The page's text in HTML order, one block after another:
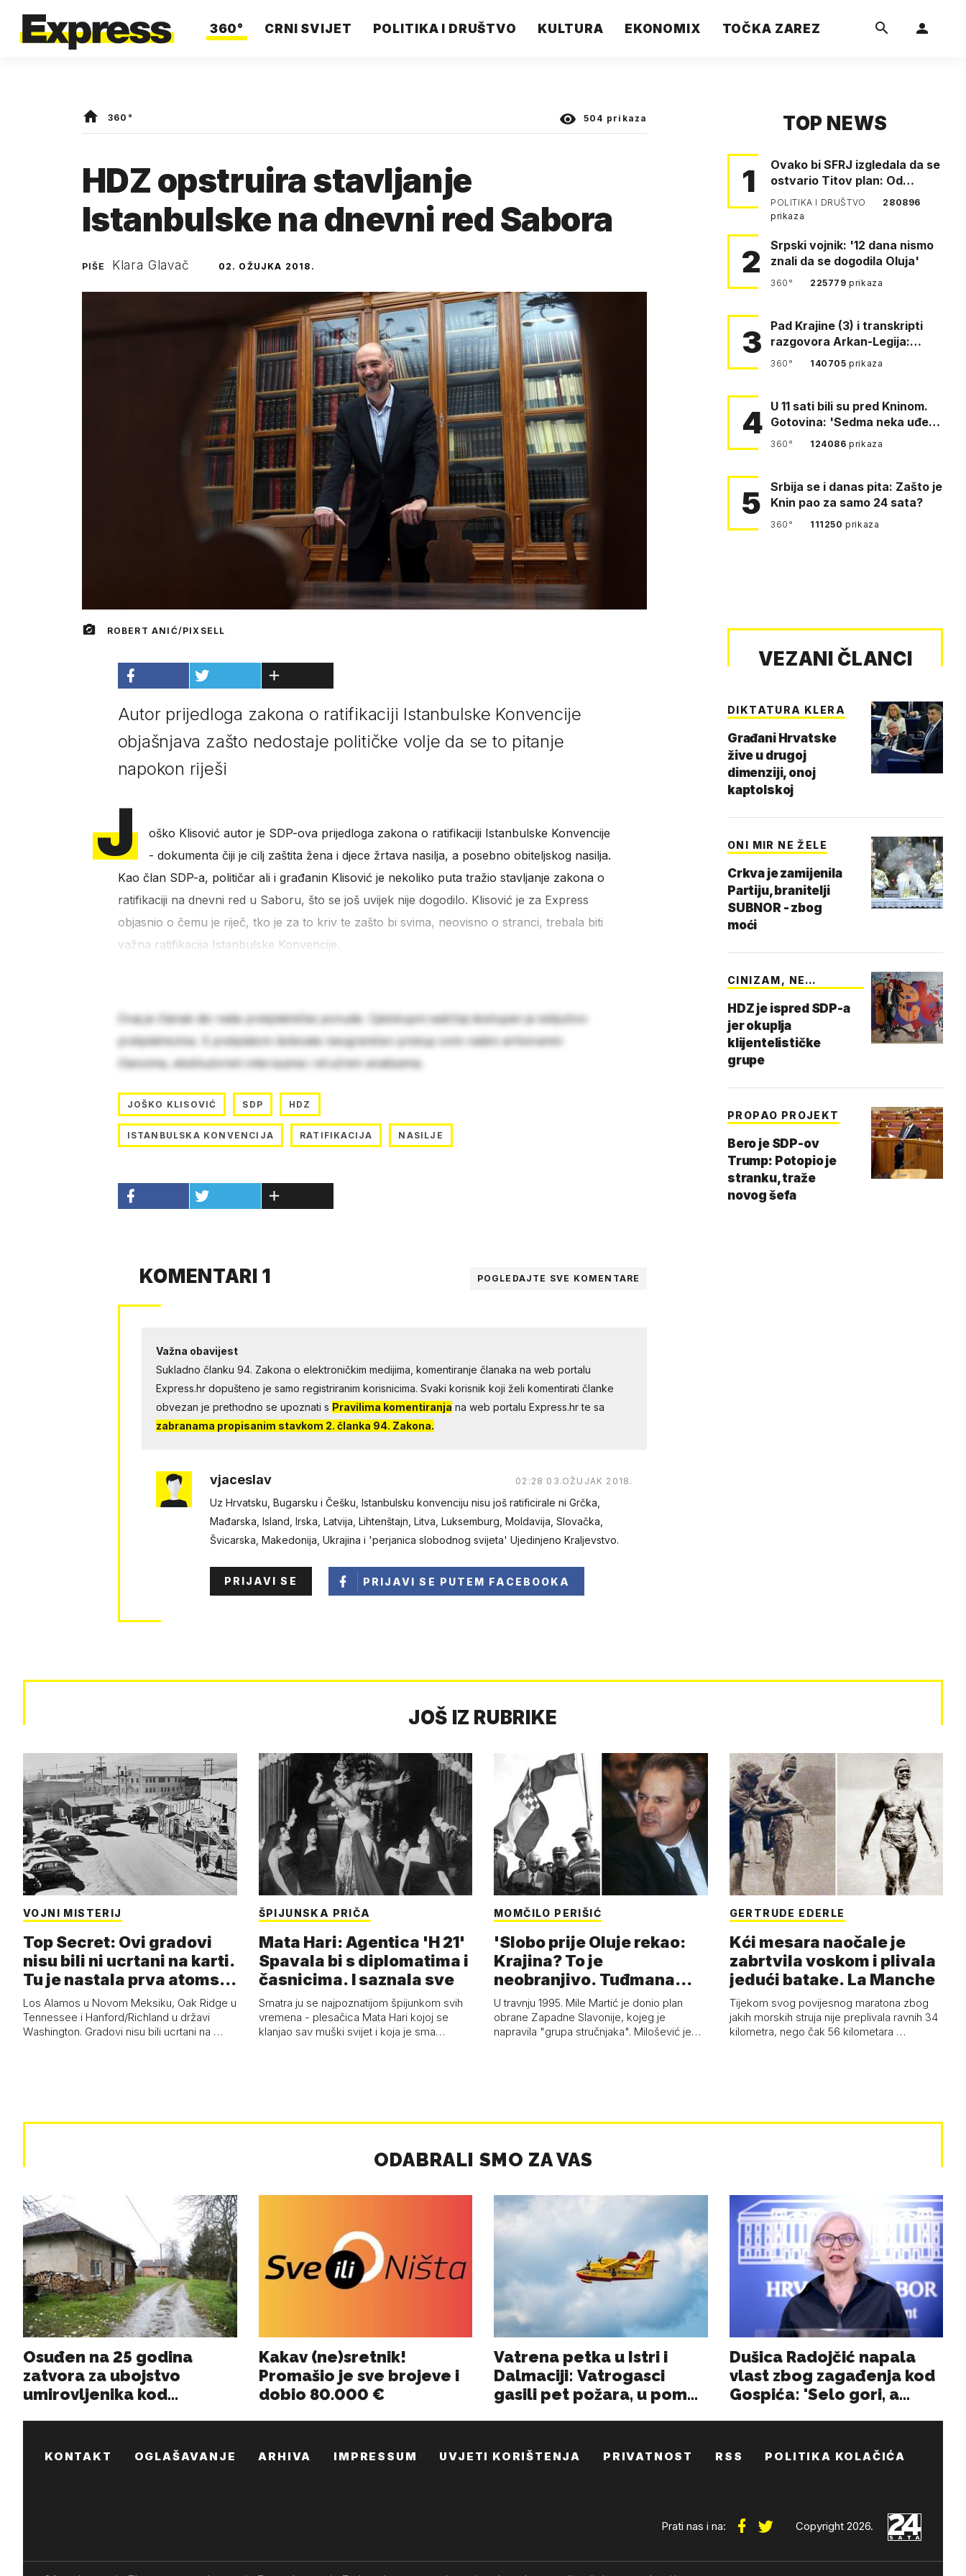
360° CRNI SVIJET POLITIKA I DRUŠTVO KULTURA EKONOMIX TOČKA ZAREZ
360° 504 prikaza
HDZ opstruira stavljanje
Istanbulske na dnevni red Sabora
PIŠE Klara Glavač 02. OŽUJKA 2018.
ROBERT ANIĆ/PIXSELL
Autor prijedloga zakona o ratifikaciji Istanbulske Konvencije
objašnjava zašto nedostaje političke volje da se to pitanje
napokon riješi
J
oško Klisović autor je SDP-ova prijedloga zakona o ratifikaciji Istanbulske Konvencije
- dokumenta čiji je cilj zaštita žena i djece žrtava nasilja, a posebno obiteljskog nasilja.
Kao član SDP-a, političar ali i građanin Klisović je nekoliko puta tražio stavljanje zakona o
ratifikaciji na dnevni red u Saboru, što se još uvijek nije dogodilo. Klisović je za Express
objasnio o čemu je riječ, tko je za to kriv te zašto bi svima, neovisno o stranci, trebala biti
važna ratifikacija Istanbulske Konvencije.
Ovaj je članak dio naše pretplatničke ponude. Cjelokupni sadržaj dostupan je isključivo
pretplatnicima. S pretplatom dobivate neograničen pristup svim našim arhiviranim
člancima, ekskluzivnim intervjuima i stručnim analizama.
JOŠKO KLISOVIĆ SDP HDZ
ISTANBULSKA KONVENCIJA RATIFIKACIJA NASILJE
KOMENTARI 1 POGLEDAJTE SVE KOMENTARE
Važna obavijest
Sukladno članku 94. Zakona o elektroničkim medijima, komentiranje članaka na web portalu
Express.hr dopušteno je samo registriranim korisnicima. Svaki korisnik koji želi komentirati članke
obvezan je prethodno se upoznati s Pravilima komentiranja na web portalu Express.hr te sa
zabranama propisanim stavkom 2. članka 94. Zakona.
vjaceslav 02:28 03.OŽUJAK 2018.
Uz Hrvatsku, Bugarsku i Češku, Istanbulsku konvenciju nisu još ratificirale ni Grčka,
Mađarska, Island, Irska, Latvija, Lihtenštajn, Litva, Luksemburg, Moldavija, Slovačka,
Švicarska, Makedonija, Ukrajina i 'perjanica slobodnog svijeta' Ujedinjeno Kraljevstvo.
PRIJAVI SE PRIJAVI SE PUTEM FACEBOOKA
TOP NEWS
1
Ovako bi SFRJ izgledala da se
ostvario Titov plan: Od
Klagenfurta do Istanbula!
POLITIKA I DRUŠTVO
280896
prikaza
2
Srpski vojnik: '12 dana nismo
znali da se dogodila Oluja'
360° 225779prikaza
3
Pad Krajine (3) i transkripti
razgovora Arkan-Legija:
'Čujem, prelazite ustašam…
360° 140705prikaza
4 U 11 sati bili su pred Kninom.
Gotovina: 'Sedma neka uđe,
4. gardijska neka g…
360° 124086prikaza
5
Srbija se i danas pita: Zašto je
Knin pao za samo 24 sata?
360° 111250prikaza
VEZANI ČLANCI
DIKTATURA KLERA
Građani Hrvatske
žive u drugoj
dimenziji, onoj
kaptolskoj
ONI MIR NE ŽELE
Crkva je zamijenila
Partiju, branitelji
SUBNOR - zbog
moći
CINIZAM, NE
HDZ je ispred SDP-a
jer okuplja
klijentelističke
grupe
PROPAO PROJEKT
Bero je SDP-ov
Trump: Potopio je
stranku, traže
novog šefa
JOŠ IZ RUBRIKE
VOJNI MISTERIJ
Top Secret: Ovi gradovi
nisu bili ni ucrtani na karti.
Tu je nastala prva atoms…
Los Alamos u Novom Meksiku, Oak Ridge u
Tennessee i Hanford/Richland u državi
Washington. Gradovi nisu bili ucrtani na …
ŠPIJUNSKA PRIČA
Mata Hari: Agentica 'H 21'
Spavala bi s diplomatima i
časnicima. I saznala sve
Smatra ju se najpoznatijom špijunkom svih
vremena - plesačica Mata Hari kojoj se
klanjao sav muški svijet i koja je sma…
MOMČILO PERIŠIĆ
'Slobo prije Oluje rekao:
Krajina? To je
neobranjivo. Tuđmana
zvao Krivousti'
U travnju 1995. Mile Martić je donio plan
obrane Zapadne Slavonije, kojeg je
napravila "grupa stručnjaka". Milošević je…
GERTRUDE EDERLE
Kći mesara naočale je
zabrtvila voskom i plivala
jedući batake. La Manche
Tijekom svog povijesnog maratona zbog
jakih morskih struja nije preplivala ravnih 34
kilometra, nego čak 56 kilometara …
KONTAKT OGLAŠAVANJE ARHIVA IMPRESSUM UVJETI KORIŠTENJA PRIVATNOST RSS POLITIKA KOLAČIĆA
Prati nas i na: Copyright 2026.